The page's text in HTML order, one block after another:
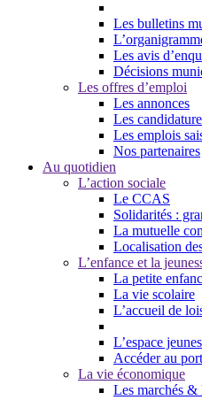
Les bulletins
Les avis
Décisions
Les offres d’emploi
Les annonces
Les
Les emplois
Nos partenaires
Au quotidien
L’action sociale
Le CCAS
Solidarités :
La mutuelle
Localisation
L’enfance et la
La petite
La vie scolaire
L’accueil de
L’espace jeunes
Accéder au
La vie économique
Les marchés &